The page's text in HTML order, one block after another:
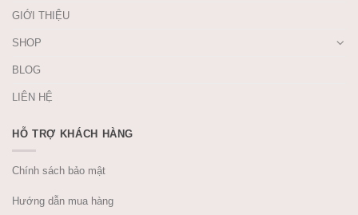
GIỚI THIỆU
SHOP
BLOG
LIÊN HỆ
HỖ TRỢ KHÁCH HÀNG
Chính sách bảo mật
Hướng dẫn mua hàng